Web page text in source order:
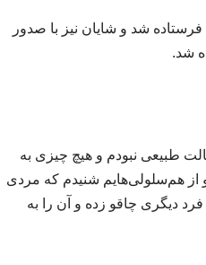
شد و شایان نیز با صدور
طبیعی نبودم و هیچ چیزی به
هم‌سلولی‌هایم شنیدم که مردی
دیگری چاقو زده و آن را به